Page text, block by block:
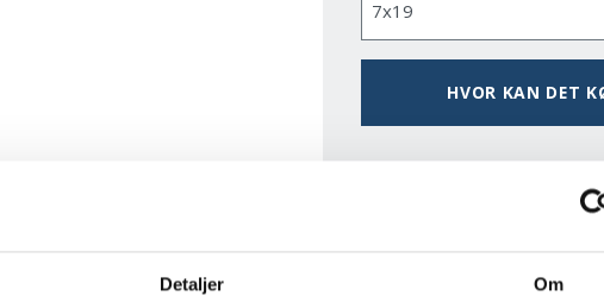
Detaljer Om
HVOR KAN DET
DOWNLOAD BROCHURE